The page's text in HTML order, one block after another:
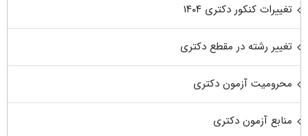
تغییرات کنکور دکتری ۱۴۰۴
تغییر رشته در مقطع دکتری
محرومیت آزمون دکتری
منابع آزمون دکتری